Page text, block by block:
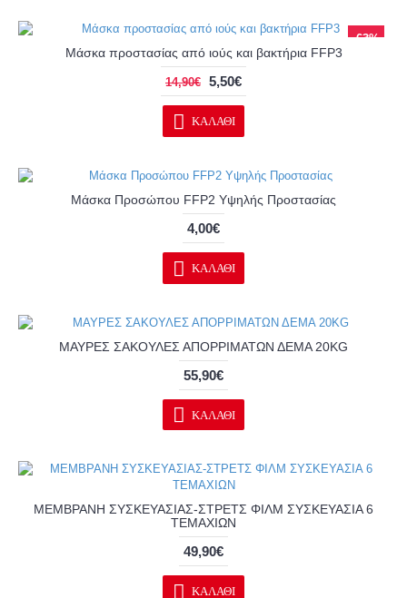
-63%
Μάσκα προστασίας από ιούς και βακτήρια FFP3
14,90€ 5,50€
ΚΑΛΆΘΙ
Μάσκα Προσώπου FFP2 Υψηλής Προστασίας
4,00€
ΚΑΛΆΘΙ
ΜΑΥΡΕΣ ΣΑΚΟΥΛΕΣ ΑΠΟΡΡΙΜΑΤΩΝ ΔΕΜΑ 20KG
55,90€
ΚΑΛΆΘΙ
ΜΕΜΒΡΑΝΗ ΣΥΣΚΕΥΑΣΙΑΣ-ΣΤΡΕΤΣ ΦΙΛΜ ΣΥΣΚΕΥΑΣΙΑ 6
ΤΕΜΑΧΙΩΝ
49,90€
ΚΑΛΆΘΙ